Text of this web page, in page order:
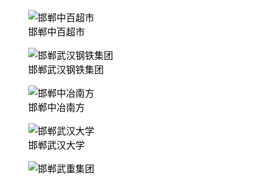
邯郸中百超市
邯郸武汉钢铁集团
邯郸中冶南方
邯郸武汉大学